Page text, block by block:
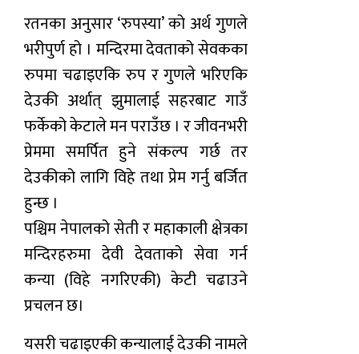
रतनका अनुसार ‘रुपस्या’ को अर्थ गुणले
भरीपुर्ण हो । मन्दिरमा देवताको सेवकका
रुपमा चढाइएकि रुप र गुणले भरिएकि
देउकी अर्थात् झुमालाई सहरबाट गाउँ
फर्केको केटाले मन पराउँछ । र जीवनभरी
प्रेममा समर्पित हुने संकल्प गर्छ तर
देउकीको लागि विहे तथा प्रेम गर्नु बर्जित
हुन्छ ।
पश्चिम नेपालको सेती र महाकाली क्षेत्रका
मन्दिरहरुमा देवी देवताको सेवा गर्न
कन्या (विहे नगरिएकी) केटी चढाउने
प्रचलन छ।
यसरी चढाइएकी कन्यालाई देउकी नामले